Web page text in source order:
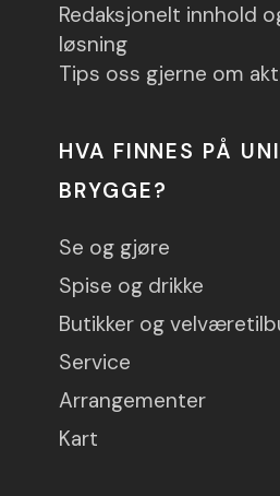
Redaksjonelt innhold
løsning
Tips oss gjerne om
HVA FINNES PÅ
BRYGGE?
Se og gjøre
Spise og drikke
Butikker og
Service
Arrangementer
Kart